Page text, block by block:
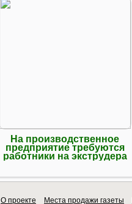
На производственное
предприятие требуются
работники на экструдера
О проекте Места продажи газеты